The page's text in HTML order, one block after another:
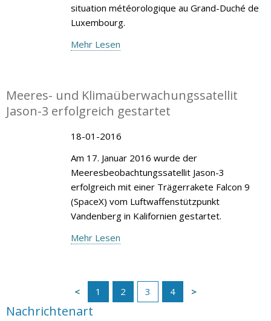
situation météorologique au Grand-Duché de
Luxembourg.
Mehr Lesen
Meeres- und Klimaüberwachungssatellit
Jason-3 erfolgreich gestartet
18-01-2016
Am 17. Januar 2016 wurde der
Meeresbeobachtungssatellit Jason-3
erfolgreich mit einer Trägerrakete Falcon 9
(SpaceX) vom Luftwaffenstützpunkt
Vandenberg in Kalifornien gestartet.
Mehr Lesen
1 2 3 4
Nachrichtenart